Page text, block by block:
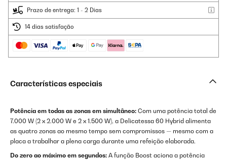
Prazo de entrega: 1 - 2 Dias
14 dias satisfação
Características especiais
Potência em todas as zonas em simultâneo: Com uma potência total de
7.000 W (2 x 2.000 W e 2 x 1.500 W), a Delicatessa 60 Hybrid alimenta
as quatro zonas ao mesmo tempo sem compromissos — mesmo com a
placa a trabalhar a plena carga durante uma refeição elaborada.
Do zero ao máximo em segundos: A função Boost aciona a potência